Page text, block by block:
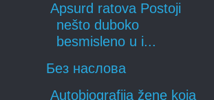
Apsurd ratova Postoji
nešto duboko
besmisleno u i...
Без наслова
Autobiografija žene koja